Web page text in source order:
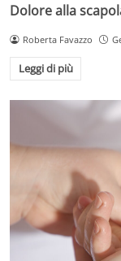
Dolore alla
Roberta Favazzo
Leggi di più